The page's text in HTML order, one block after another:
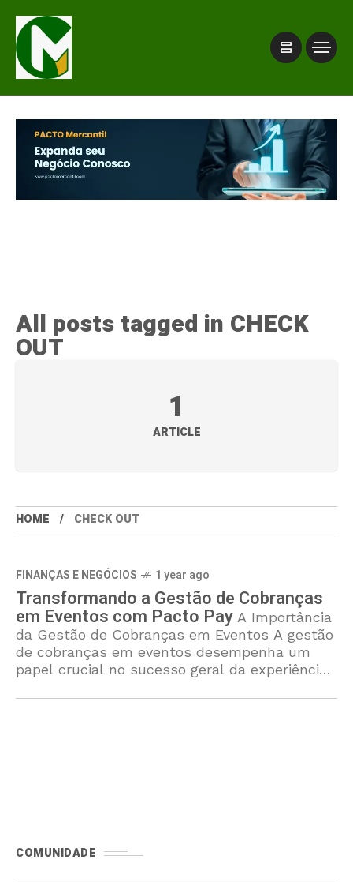
All posts tagged in CHECK
OUT
1
ARTICLE
HOME CHECK OUT
FINANÇAS E NEGÓCIOS 1 year ago
Transformando a Gestão de Cobranças
em Eventos com Pacto Pay A Importância
da Gestão de Cobranças em Eventos A gestão
de cobranças em eventos desempenha um
papel crucial no sucesso geral da experiência
cobrança,
COMUNIDADE